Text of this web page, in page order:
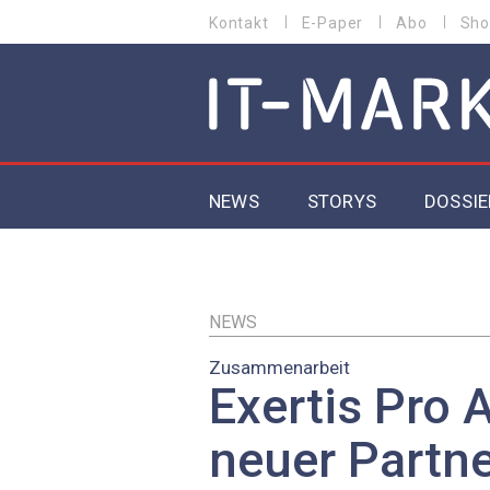
zum
MENU
Kontakt E-Paper Abo
MAIN NAVIGATION
NEWS STORYS
EU-
NEWS
Zusammenarbeit
Exertis Pro
neuer